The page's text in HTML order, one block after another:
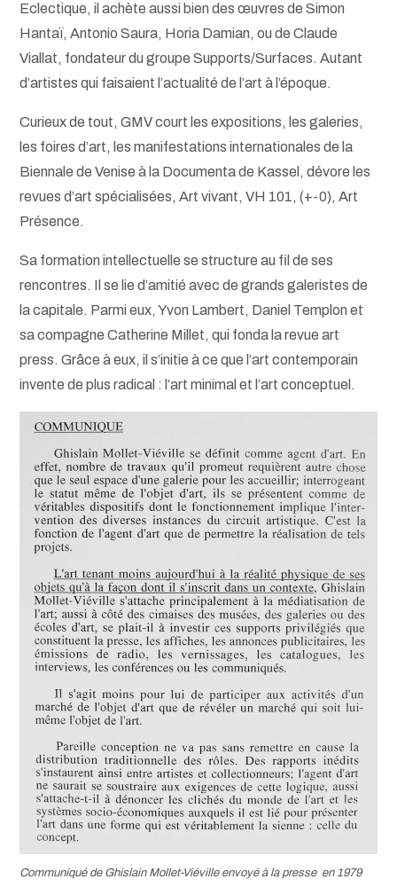
Eclectique, il achète aussi bien des œuvres de Simon
Hantaï, Antonio Saura, Horia Damian, ou de Claude
Viallat, fondateur du groupe Supports/Surfaces. Autant
d’artistes qui faisaient l’actualité de l’art à l’époque.
Curieux de tout, GMV court les expositions, les galeries,
les foires d’art, les manifestations internationales de la
Biennale de Venise à la Documenta de Kassel, dévore les
revues d’art spécialisées, Art vivant, VH 101, (+-0), Art
Présence.
Sa formation intellectuelle se structure au fil de ses
rencontres. Il se lie d’amitié avec de grands galeristes de
la capitale. Parmi eux, Yvon Lambert, Daniel Templon et
sa compagne Catherine Millet, qui fonda la revue art
press. Grâce à eux, il s’initie à ce que l’art contemporain
invente de plus radical : l’art minimal et l’art conceptuel.
Communiqué de Ghislain Mollet-Viéville envoyé à la presse en 1979